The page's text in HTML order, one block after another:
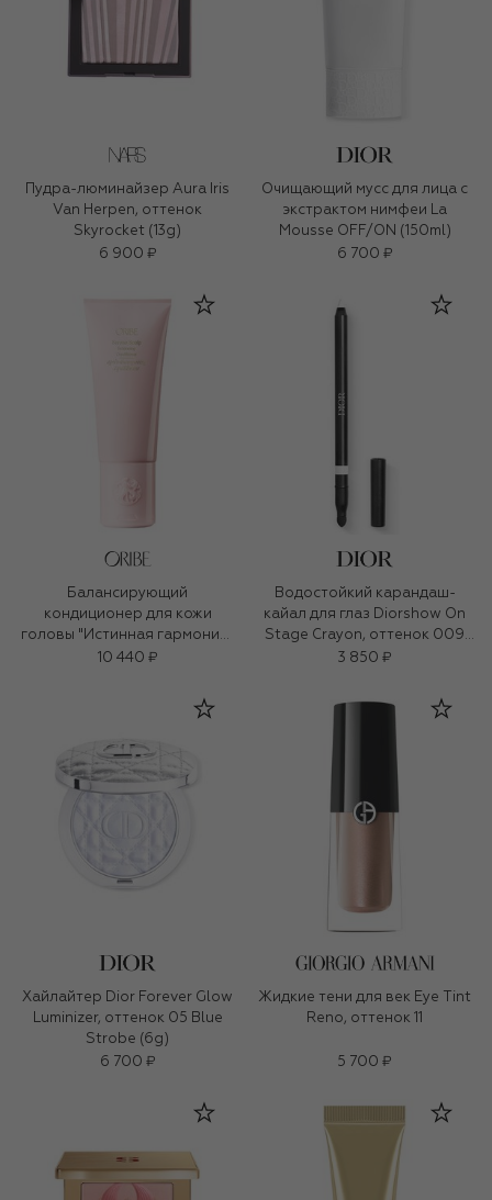
Пудра-люминайзер Aura Iris
Van Herpen, оттенок
Skyrocket (13g)
6 900 ₽
Очищающий мусс для лица с
экстрактом нимфеи La
Mousse OFF/ON (150ml)
6 700 ₽
Балансирующий
кондиционер для кожи
головы "Истинная гармония"
(200ml)
10 440 ₽
Водостойкий карандаш-
кайал для глаз Diorshow On
Stage Crayon, оттенок 009
Белый (1,2g)
3 850 ₽
Хайлайтер Dior Forever Glow
Luminizer, оттенок 05 Blue
Strobe (6g)
6 700 ₽
Жидкие тени для век Eye Tint
Reno, оттенок 11
5 700 ₽